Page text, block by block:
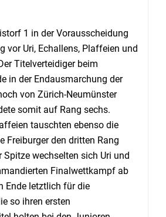
1 in der Vorausscheidung
vor Uri, Echallens, Plaffeien und
Titelverteidiger beim
in der Endausmarchung der
von Zürich-Neumünster
somit auf Rang sechs.
tauschten ebenso die
Freiburger den dritten Rang
Spitze wechselten sich Uri und
Finalwettkampf ab
Ende letztlich für die
so ihren ersten